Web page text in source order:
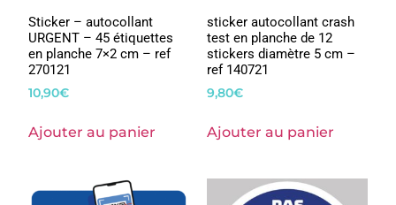
Sticker – autocollant
URGENT – 45 étiquettes
en planche 7×2 cm – ref
270121
10,90€
Ajouter au panier
sticker autocollant crash
test en planche de 12
stickers diamètre 5 cm –
ref 140721
9,80€
Ajouter au panier